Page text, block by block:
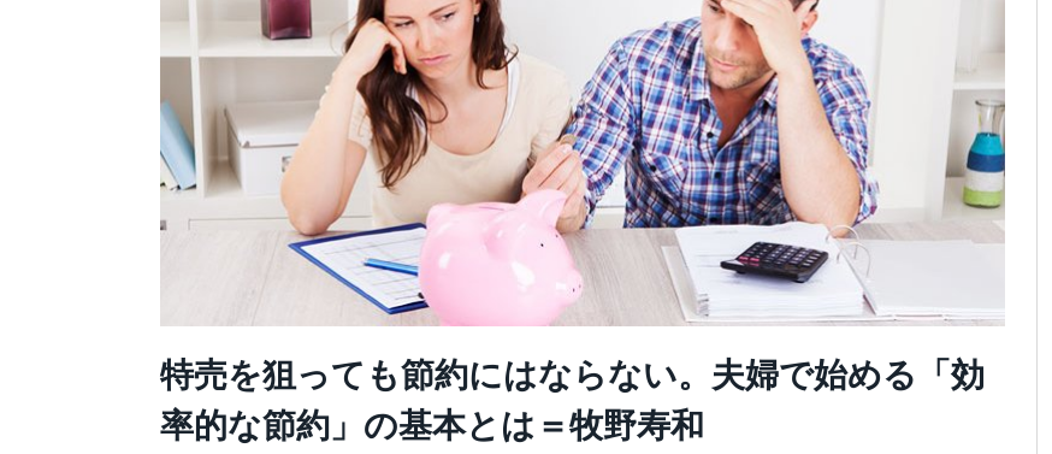
特売を狙っても節約にはならない。夫婦で始める「効
率的な節約」の基本とは＝牧野寿和